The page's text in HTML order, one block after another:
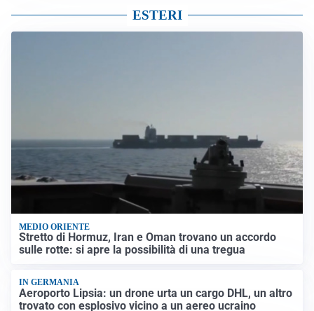
ESTERI
MEDIO ORIENTE
Stretto di Hormuz, Iran e Oman trovano un accordo
sulle rotte: si apre la possibilità di una tregua
IN GERMANIA
Aeroporto Lipsia: un drone urta un cargo DHL, un altro
trovato con esplosivo vicino a un aereo ucraino